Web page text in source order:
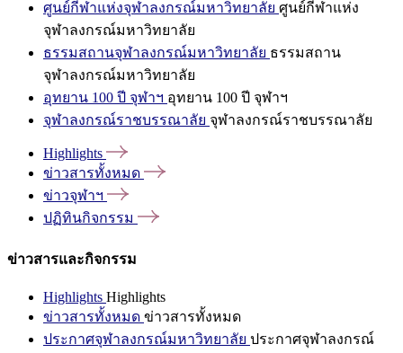
ศูนย์กีฬาแห่งจุฬาลงกรณ์มหาวิทยาลัย ศูนย์กีฬาแห่ง
จุฬาลงกรณ์มหาวิทยาลัย
ธรรมสถานจุฬาลงกรณ์มหาวิทยาลัย ธรรมสถาน
จุฬาลงกรณ์มหาวิทยาลัย
อุทยาน 100 ปี จุฬาฯ อุทยาน 100 ปี จุฬาฯ
จุฬาลงกรณ์ราชบรรณาลัย จุฬาลงกรณ์ราชบรรณาลัย
Highlights
ข่าวสารทั้งหมด
ข่าวจุฬาฯ
ปฏิทินกิจกรรม
ข่าวสารและกิจกรรม
Highlights Highlights
ข่าวสารทั้งหมด ข่าวสารทั้งหมด
ประกาศจุฬาลงกรณ์มหาวิทยาลัย ประกาศจุฬาลงกรณ์